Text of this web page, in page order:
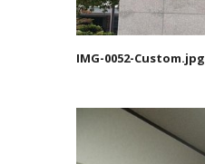
IMG-0052-Custom.jpg